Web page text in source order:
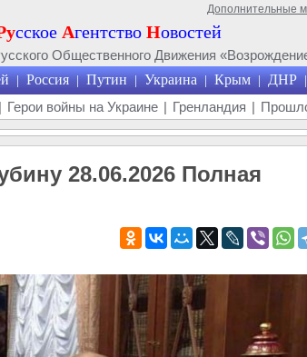
Дополнительные
сское Агентство Новостей
Общественного Движения
| Россия | Путин | Украина | Крым | ДНР |
| Герои войны на Украине | Гренландия |
28.06.2026 Полная